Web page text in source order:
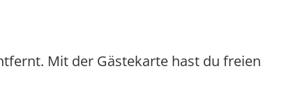
Mit der Gästekarte hast du freien